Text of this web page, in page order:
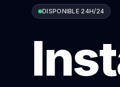
DISPONIBLE 24H/24